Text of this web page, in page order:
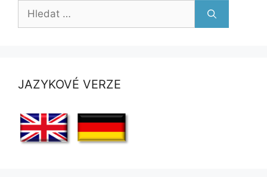
Hledat:
JAZYKOVÉ VERZE